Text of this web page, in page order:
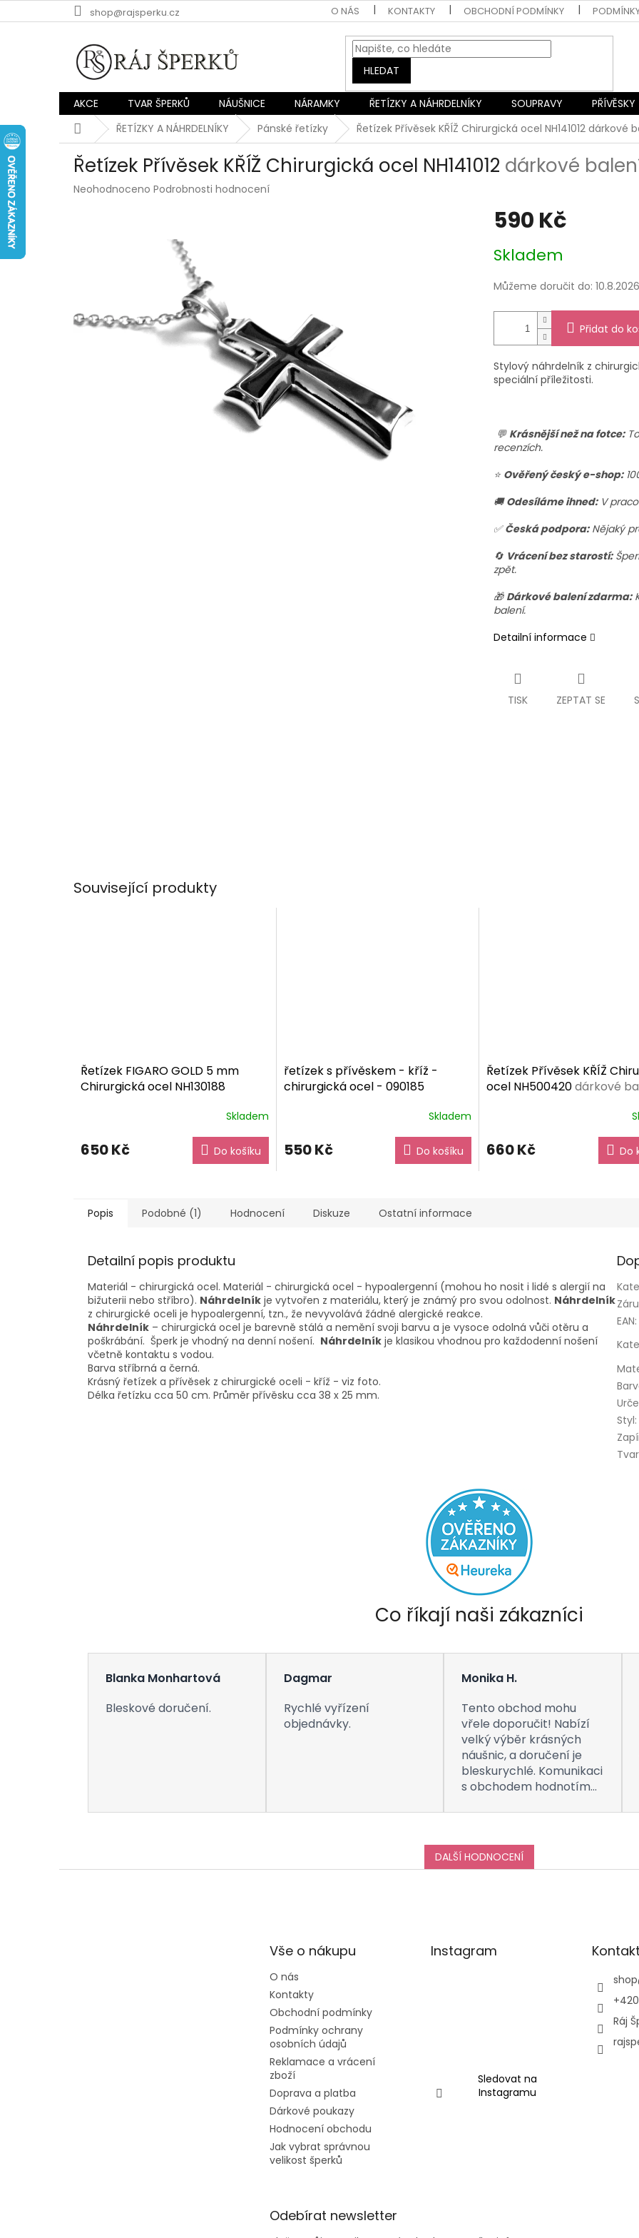
na
shop@rajsperku.cz O NÁS KONTAKTY OBCHODNÍ PODMÍNKY
HLEDAT
AKCE TVAR ŠPERKŮ NÁUŠNICE NÁRAMKY ŘETÍZKY A NÁHRDELNÍKY SOUPRAVY PŘÍVĚSKY
DomůŘETÍZKY A NÁHRDELNÍKY Pánské řetízky Řetízek Přívěsek KŘÍŽ Chirurgická ocel NH141012 dárkové
Řetízek Přívěsek KŘÍŽ Chirurgická ocel NH141012 dárkové
Průměrné
Neohodnoceno Podrobnosti hodnocení
590 Kč
cena:
Skladem
Můžeme doručit do: 10.8.2026
Přidat do
Stylový náhrdelník z
speciální příležitosti.
💬 Krásnější než na fotce:
recenzích.
⭐ Ověřený český e-shop:
🚚 Odesíláme ihned:V
✅ Česká podpora:Nějaký
🔄 Vrácení bez starostí:
zpět.
🎁 Dárkové balení zdarma:
balení.
Detailní informace
TISK ZEPTAT SE
Související produkty
Řetízek FIGARO GOLD 5 mm
Chirurgická ocel NH130188
produktu
je
hvězdiček.
Skladem
650 Kč Do košíku
řetízek s přívěskem - kříž -
chirurgická ocel - 090185
Skladem
550 Kč Do košíku
Řetízek Přívěsek KŘÍŽ
ocel NH500420dárkové
660 Kč Do
Popis Podobné (1) Hodnocení Diskuze Ostatní informace
Detailní popis produktu
Materiál - chirurgická ocel. Materiál - chirurgická ocel - hypoalergenní (mohou ho nosit i lidé s alergií na
bižuterii nebo stříbro). Náhrdelník je vytvořen z materiálu, který je známý pro svou odolnost. Náhrdelník
z chirurgické oceli je hypoalergenní, tzn., že nevyvolává žádné alergické reakce.
Náhrdelník – chirurgická ocel je barevně stálá a nemění svoji barvu a je vysoce odolná vůči otěru a
poškrábání. Šperk je vhodný na denní nošení. Náhrdelník je klasikou vhodnou pro každodenní nošení
včetně kontaktu s vodou.
Barva stříbrná a černá.
Krásný řetízek a přívěsek z chirurgické oceli - kříž - viz foto.
Délka řetízku cca 50 cm. Průměr přívěsku cca 38 x 25 mm.
EAN:
Styl:
Tvar
Co říkají naši zákazníci
Blanka Monhartová
Bleskové doručení.
Dagmar
Rychlé vyřízení
objednávky.
Monika H.
Tento obchod mohu
vřele doporučit! Nabízí
velký výběr krásných
náušnic, a doručení je
bleskurychlé. Komunikaci
s obchodem hodnotím
za vše, a určitě se k vám
:-)
DALŠÍ HODNOCENÍ
Vše o nákupu
O nás
Kontakty
Obchodní podmínky
Podmínky ochrany
osobních údajů
Reklamace a vrácení
zboží
Doprava a platba
Dárkové poukazy
Hodnocení obchodu
Jak vybrat správnou
velikost šperků
Instagram
Sledovat na
Instagramu
Kontakt
shop
Ráj
Odebírat newsletter